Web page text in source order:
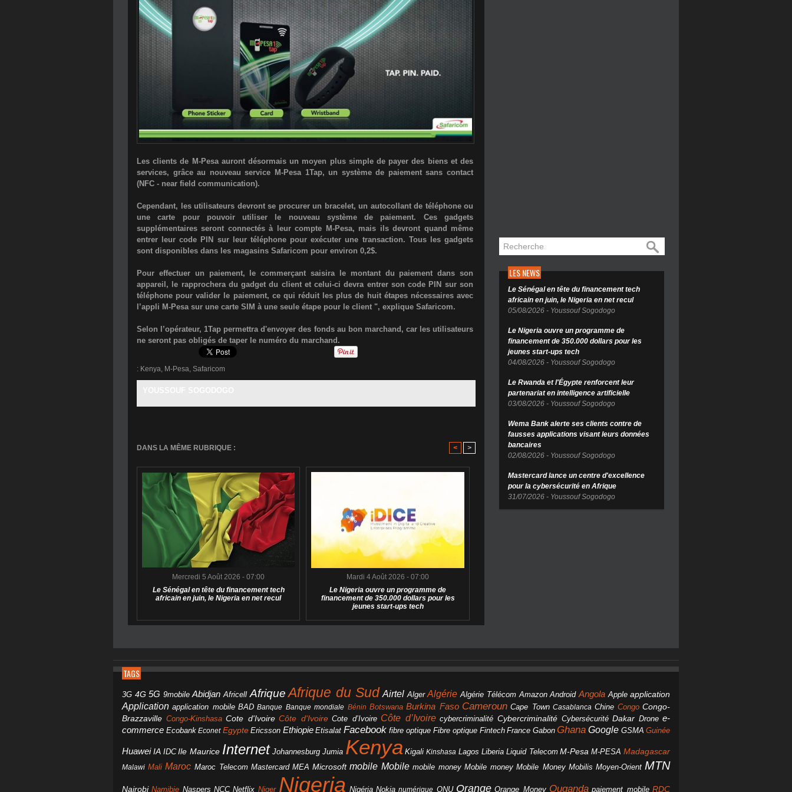
Les clients de M-Pesa auront désormais un moyen plus simple de payer des biens et des
services, grâce au nouveau service M-Pesa 1Tap, un système de paiement sans contact
(NFC - near field communication).
Cependant, les utilisateurs devront se procurer un bracelet, un autocollant de téléphone ou
une carte pour pouvoir utiliser le nouveau système de paiement. Ces gadgets
supplémentaires seront connectés à leur compte M-Pesa, mais ils devront quand même
entrer leur code PIN sur leur téléphone pour exécuter une transaction. Tous les gadgets
sont disponibles dans les magasins Safaricom pour environ 0,2$.
Pour effectuer un paiement, le commerçant saisira le montant du paiement dans son
appareil, le rapprochera du gadget du client et celui-ci devra entrer son code PIN sur son
téléphone pour valider le paiement, ce qui réduit les plus de huit étapes nécessaires avec
l’appli M-Pesa sur une carte SIM à une seule étape pour le client ", explique Safaricom.
Selon l’opérateur, 1Tap permettra d'envoyer des fonds au bon marchand, car les utilisateurs
ne seront pas obligés de taper le numéro du marchand.
: Kenya M-Pesa Safaricom
DANS LA MÊME RUBRIQUE : < >
Mercredi 5 Août 2026 - 07:00
Le Sénégal en tête du financement tech
africain en juin, le Nigeria en net recul
Mardi 4 Août 2026 - 07:00
Le Nigeria ouvre un programme de
financement de 350.000 dollars pour les
jeunes start-ups tech
LES NEWS
Le Sénégal en tête du financement tech
africain en juin, le Nigeria en net recul
05/08/2026 - Youssouf Sogodogo
Le Nigeria ouvre un programme de
financement de 350.000 dollars pour les
jeunes start-ups tech
04/08/2026 - Youssouf Sogodogo
Le Rwanda et l'Égypte renforcent leur
partenariat en intelligence artificielle
03/08/2026 - Youssouf Sogodogo
Wema Bank alerte ses clients contre de
fausses applications visant leurs données
bancaires
02/08/2026 - Youssouf Sogodogo
Mastercard lance un centre d'excellence
pour la cybersécurité en Afrique
31/07/2026 - Youssouf Sogodogo
TAGS
3G 4G 5G 9mobile Abidjan Africell Afrique Afrique du Sud Airtel Alger Algérie Algérie Télécom Amazon Android Angola Apple application
Application application mobile BAD Banque Banque mondiale Bénin Botswana Burkina Faso Cameroun Cape Town Casablanca Chine Congo Congo-
Brazzaville Congo-Kinshasa Cote d'Ivoire Côte d'Ivoire Cote d’Ivoire Côte d’Ivoire cybercriminalité Cybercriminalité Cybersécurité Dakar Drone e-
commerce Ecobank Econet Egypte Ericsson Ethiopie Etisalat Facebook fibre optique Fibre optique Fintech France Gabon Ghana Google GSMA Guinée
Huawei IA IDC Ile Maurice Internet Johannesburg Jumia Kenya Kigali Kinshasa Lagos Liberia Liquid Telecom M-Pesa M-PESA Madagascar
Malawi Mali Maroc Maroc Telecom Mastercard MEA Microsoft mobile Mobile mobile money Mobile money Mobile Money Mobilis Moyen-Orient MTN
Nairobi Namibie Naspers NCC Netflix Niger Nigeria Nigéria Nokia numérique ONU Orange Orange Money Ouganda paiement mobile RDC